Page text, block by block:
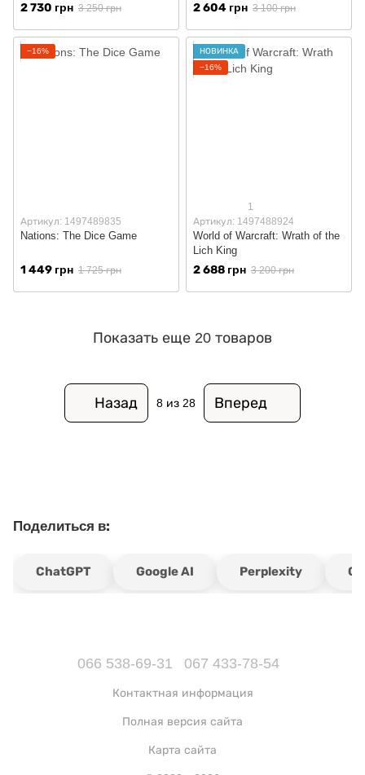
2 730 грн 3 250 грн 2 604 грн 3 100 грн
−16%
Артикул: 1497489835
Nations: The Dice Game
1 449 грн 1 725 грн
НОВИНКА
−16%
1
Артикул: 1497488924
World of Warcraft: Wrath of the
Lich King
2 688 грн 3 200 грн
Показать еще 20 товаров
Назад 8 из 28 Вперед
Поделиться в:
ChatGPT Google AI Perplexity
066 538-69-31 067 433-78-54
Контактная информация
Полная версия сайта
Карта сайта